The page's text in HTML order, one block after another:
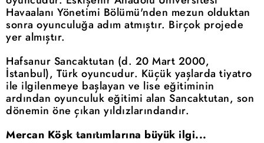
Havaalanı Yönetimi Bölümü'nden mezun olduktan
sonra oyunculuğa adım atmıştır. Birçok projede
yer almıştır.
Hafsanur Sancaktutan (d. 20 Mart 2000,
İstanbul), Türk oyuncudur. Küçük yaşlarda tiyatro
ile ilgilenmeye başlayan ve lise eğitiminin
ardından oyunculuk eğitimi alan Sancaktutan, son
dönemin öne çıkan yıldızlarındandır.
Mercan Köşk tanıtımlarına büyük ilgi...